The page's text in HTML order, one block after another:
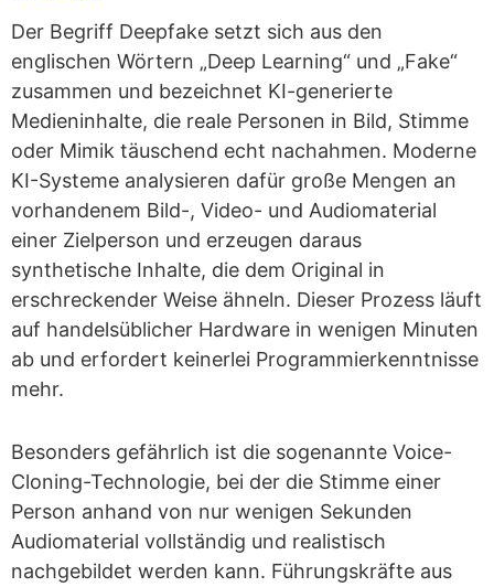
Der Begriff Deepfake setzt sich aus den
englischen Wörtern „Deep Learning“ und „Fake“
zusammen und bezeichnet KI-generierte
Medieninhalte, die reale Personen in Bild, Stimme
oder Mimik täuschend echt nachahmen. Moderne
KI-Systeme analysieren dafür große Mengen an
vorhandenem Bild-, Video- und Audiomaterial
einer Zielperson und erzeugen daraus
synthetische Inhalte, die dem Original in
erschreckender Weise ähneln. Dieser Prozess läuft
auf handelsüblicher Hardware in wenigen Minuten
ab und erfordert keinerlei Programmierkenntnisse
mehr.
Besonders gefährlich ist die sogenannte Voice-
Cloning-Technologie, bei der die Stimme einer
Person anhand von nur wenigen Sekunden
Audiomaterial vollständig und realistisch
nachgebildet werden kann. Führungskräfte aus